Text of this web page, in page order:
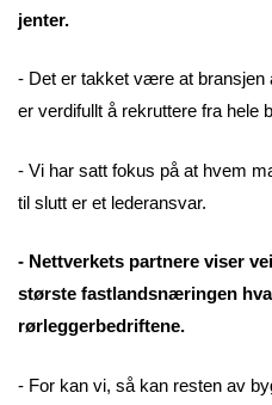
jenter.
- Det er takket være at bransjen
er verdifullt å rekruttere fra hele
- Vi har satt fokus på at hvem
til slutt er et lederansvar.
- Nettverkets partnere viser
største fastlandsnæringen
rørleggerbedriftene.
- For kan vi, så kan resten av